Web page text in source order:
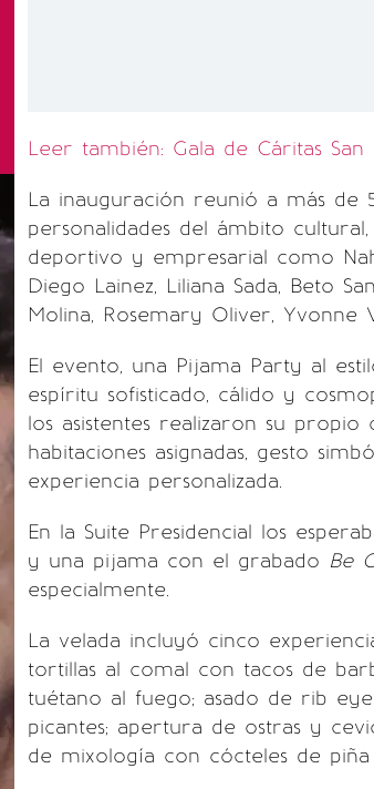
Leer también: Gala de Cáritas
La inauguración reunió a más de
personalidades del ámbito
deportivo y empresarial como
Diego Lainez, Liliana Sada, Beto
Molina, Rosemary Oliver, Yvonne
El evento, una Pijama Party al
espíritu sofisticado, cálido y
los asistentes realizaron su
habitaciones asignadas, gesto
experiencia personalizada.
En la Suite Presidencial los
y una pijama con el grabado Be
especialmente.
La velada incluyó cinco
tortillas al comal con tacos de
tuétano al fuego; asado de rib
picantes; apertura de ostras y
de mixología con cócteles de